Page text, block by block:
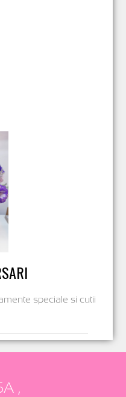
speciale si cutii
,